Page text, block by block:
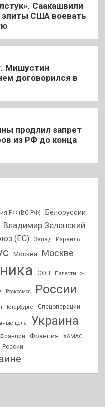
Саакашвили
США воевать
Мишустин
договорился в
продлил запрет
из РФ до конца
РФ (ВС РФ) Белоруссии
Владимир Зеленский
(ЕС) Запад Израиль
Москва Москве
ООН Палестино-
Роскосмос России
Петербурге Спецоперации
дела Украина
Франции Франция ХАМАС
России